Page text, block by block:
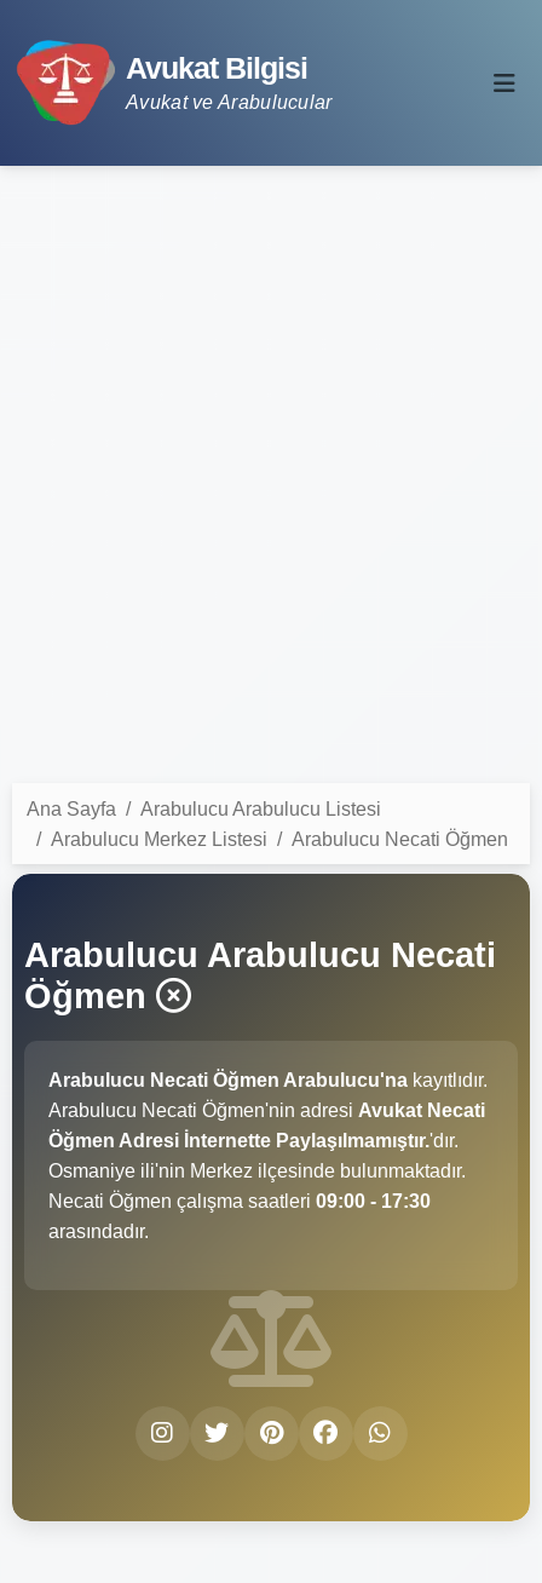
Avukat Bilgisi
Avukat ve Arabulucular
Ana Sayfa
Arabulucu Arabulucu Listesi
Arabulucu Merkez Listesi
Arabulucu Necati Öğmen
Arabulucu Arabulucu Necati
Öğmen
Arabulucu Necati Öğmen Arabulucu'na kayıtlıdır.
Arabulucu Necati Öğmen'nin adresi Avukat Necati
Öğmen Adresi İnternette Paylaşılmamıştır.'dır.
Osmaniye ili'nin Merkez ilçesinde bulunmaktadır.
Necati Öğmen çalışma saatleri 09:00 - 17:30
arasındadır.